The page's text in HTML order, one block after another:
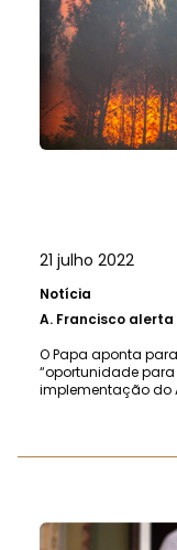
21 julho 2022
Notícia
A. Francisco
O Papa aponta
“oportunidade
implementação do